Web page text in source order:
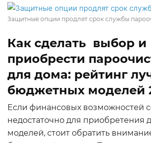
Защитные опции продлят срок службы
Как сделать выбор и
приобрести
для дома: рейтинг
бюджетных моделей
Если финансовых возможностей
недостаточно для приобретения
моделей, стоит обратить